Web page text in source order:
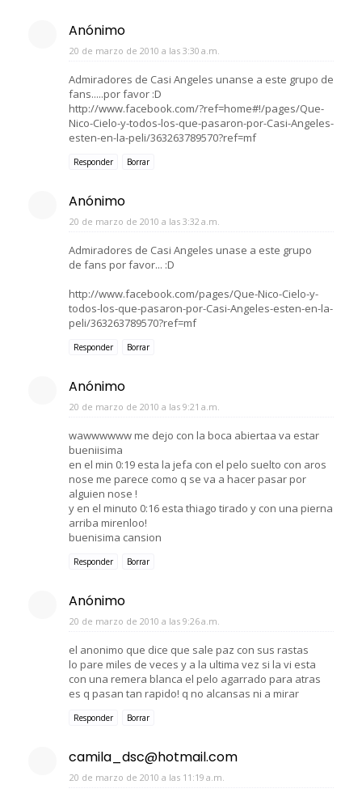
Anónimo
20 de marzo de 2010 a las 3:30 a.m.
Admiradores de Casi Angeles unanse a este grupo de
fans.....por favor :D
http://www.facebook.com/?ref=home#!/pages/Que-
Nico-Cielo-y-todos-los-que-pasaron-por-Casi-Angeles-
esten-en-la-peli/363263789570?ref=mf
Responder Borrar
Anónimo
20 de marzo de 2010 a las 3:32 a.m.
Admiradores de Casi Angeles unase a este grupo
de fans por favor... :D
http://www.facebook.com/pages/Que-Nico-Cielo-y-
todos-los-que-pasaron-por-Casi-Angeles-esten-en-la-
peli/363263789570?ref=mf
Responder Borrar
Anónimo
20 de marzo de 2010 a las 9:21 a.m.
wawwwwww me dejo con la boca abiertaa va estar
bueniisima
en el min 0:19 esta la jefa con el pelo suelto con aros
nose me parece como q se va a hacer pasar por
alguien nose !
y en el minuto 0:16 esta thiago tirado y con una pierna
arriba mirenloo!
buenisima cansion
Responder Borrar
Anónimo
20 de marzo de 2010 a las 9:26 a.m.
el anonimo que dice que sale paz con sus rastas
lo pare miles de veces y a la ultima vez si la vi esta
con una remera blanca el pelo agarrado para atras
es q pasan tan rapido! q no alcansas ni a mirar
Responder Borrar
camila_dsc@hotmail.com
20 de marzo de 2010 a las 11:19 a.m.